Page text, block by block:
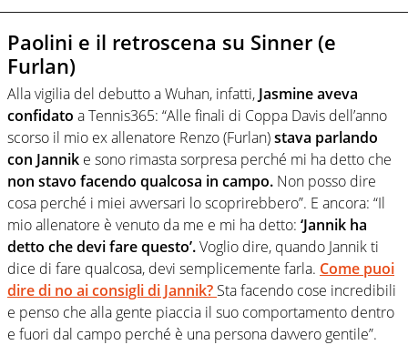
Paolini e il retroscena su Sinner (e
Furlan)
Alla vigilia del debutto a Wuhan, infatti, Jasmine aveva
confidato a Tennis365: “Alle finali di Coppa Davis dell’anno
scorso il mio ex allenatore Renzo (Furlan)stava parlando
con Jannik e sono rimasta sorpresa perché mi ha detto che
non stavo facendo qualcosa in campo. Non posso dire
cosa perché i miei avversari lo scoprirebbero”. E ancora: “Il
mio allenatore è venuto da me e mi ha detto: ‘Jannik ha
detto che devi fare questo’.Voglio dire, quando Jannik ti
dice di fare qualcosa, devi semplicemente farla. Come puoi
dire di no ai consigli di Jannik? Sta facendo cose incredibili
e penso che alla gente piaccia il suo comportamento dentro
e fuori dal campo perché è una persona davvero gentile”.